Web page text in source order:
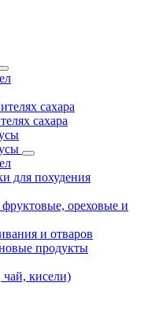
сахара
сахара
для похудения
ореховые и
и отваров
продукты
кисели)